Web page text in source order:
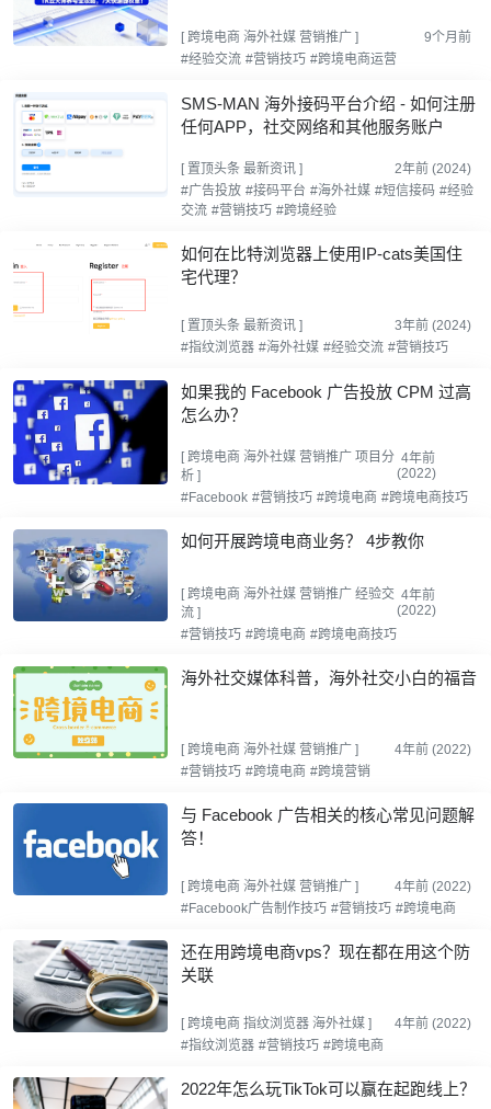
[跨境电商 海外社媒 营销推广 ]
9个月前
#经验交流 #营销技巧 #跨境电商运营
SMS-MAN 海外接码平台介绍 - 如何注册
任何APP，社交网络和其他服务账户
[ 置顶头条 最新资讯 ]
2年前 (2024)
#广告投放 #接码平台 #海外社媒 #短信接码 #经验
交流 #营销技巧 #跨境经验
如何在比特浏览器上使用IP-cats美国住
宅代理？
[ 置顶头条 最新资讯 ]
3年前 (2024)
#指纹浏览器 #海外社媒 #经验交流 #营销技巧
如果我的 Facebook 广告投放 CPM 过高
怎么办？
[ 跨境电商 海外社媒 营销推广 项目分
析 ]
4年前
(2022)
#Facebook #营销技巧 #跨境电商 #跨境电商技巧
如何开展跨境电商业务？ 4步教你
[ 跨境电商 海外社媒 营销推广 经验交
流 ]
4年前
(2022)
#营销技巧 #跨境电商 #跨境电商技巧
海外社交媒体科普，海外社交小白的福音
[ 跨境电商 海外社媒 营销推广 ]
4年前 (2022)
#营销技巧 #跨境电商 #跨境营销
与 Facebook 广告相关的核心常见问题解
答！
[ 跨境电商 海外社媒 营销推广 ]
4年前 (2022)
#Facebook广告制作技巧 #营销技巧 #跨境电商
还在用跨境电商vps？现在都在用这个防
关联
[跨境电商 指纹浏览器 海外社媒 ]
4年前 (2022)
#指纹浏览器 #营销技巧 #跨境电商
2022年怎么玩TikTok可以赢在起跑线上？